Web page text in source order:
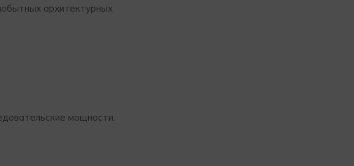
архитектурных
мощности.